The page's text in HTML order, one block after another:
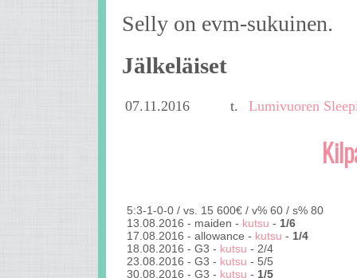
Selly on evm-sukuinen.
Jälkeläiset
07.11.2016 t. Lumivuoren
5:3-1-0-0 / vs. 15 600€ / v% 60 / s% 80
13.08.2016 - maiden - kutsu - 1/6
17.08.2016 - allowance - kutsu - 1/4
18.08.2016 - G3 - kutsu - 2/4
23.08.2016 - G3 - kutsu - 5/5
30.08.2016 - G3 - kutsu - 1/5